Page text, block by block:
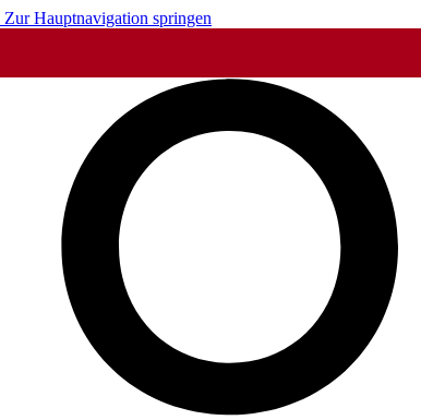
Zur Hauptnavigation springen